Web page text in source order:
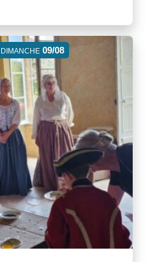
DIMANCHE 09/08